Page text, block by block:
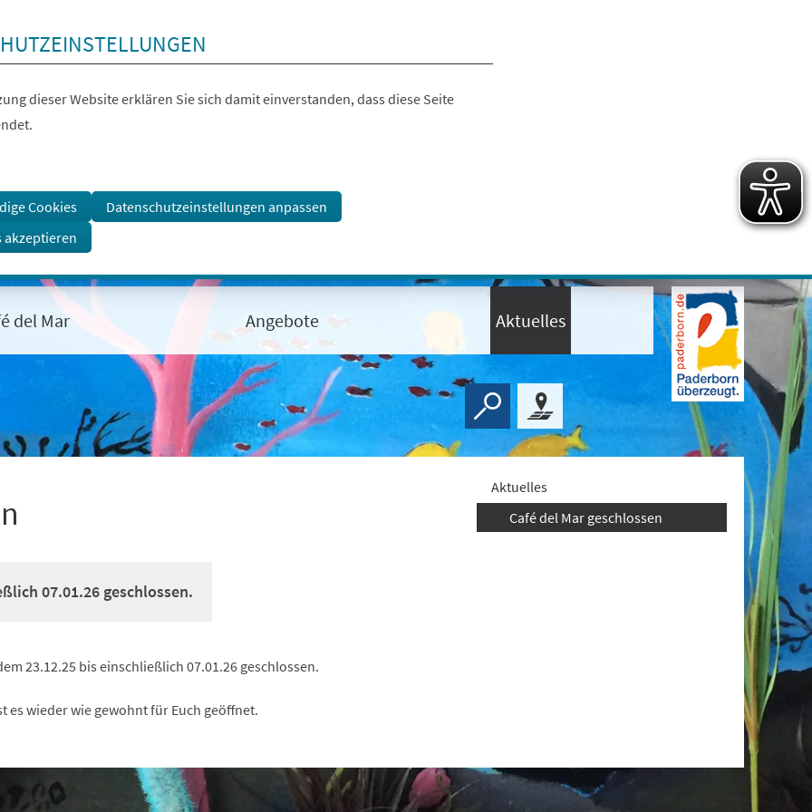
dieser Website erklären Sie sich damit einverstanden, dass diese Seite
Cookies
Datenschutzeinstellungen anpassen
akzeptieren
del Mar Angebote Aktuelles
07.01.26 geschlossen.
23.12.25 bis einschließlich 07.01.26 geschlossen.
es wieder wie gewohnt für Euch geöffnet.
Aktuelles
Café del Mar geschlossen